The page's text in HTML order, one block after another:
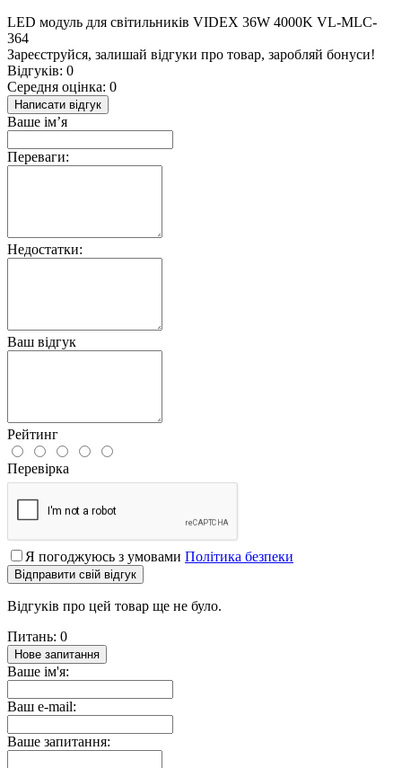
LED модуль для світильників VIDEX 36W 4000K VL-MLC-
364
Зареєструйся, залишай відгуки про товар, заробляй бонуси!
Відгуків: 0
Середня оцінка: 0
Написати відгук
Ваше ім’я
Переваги:
Недостатки:
Ваш відгук
Рейтинг
Перевірка
Я погоджуюсь з умовами Політика безпеки
Відправити свій відгук
Відгуків про цей товар ще не було.
Питань: 0
Нове запитання
Ваше ім'я:
Ваш e-mail:
Ваше запитання: